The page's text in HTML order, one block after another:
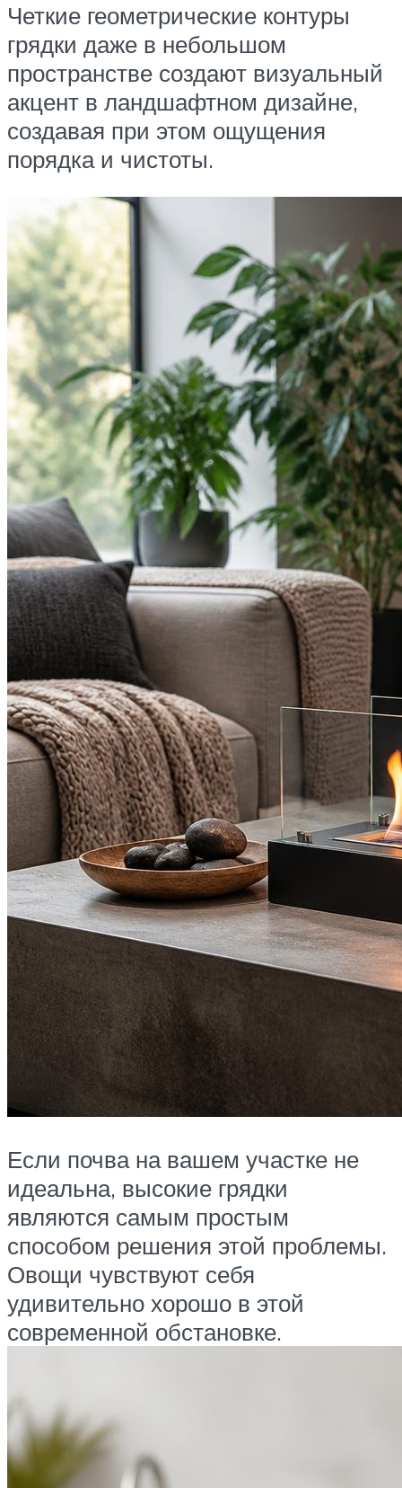
Четкие геометрические контуры
грядки даже в небольшом
пространстве создают визуальный
акцент в ландшафтном дизайне,
создавая при этом ощущения
порядка и чистоты.
Если почва на вашем участке не
идеальна, высокие грядки
являются самым простым
способом решения этой проблемы.
Овощи чувствуют себя
удивительно хорошо в этой
современной обстановке.